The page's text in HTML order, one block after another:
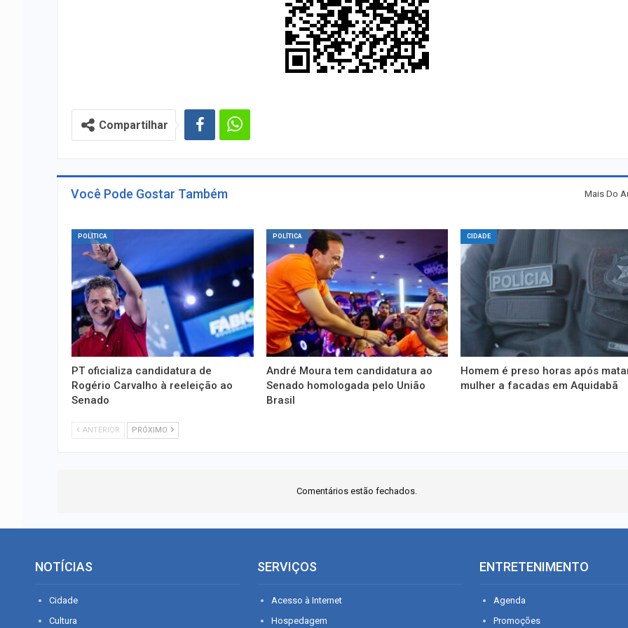
Compartilhar
Você Pode Gostar Também Mais Do
POLÍTICA
PT oficializa candidatura de
Rogério Carvalho à reeleição ao
Senado
POLÍTICA
André Moura tem candidatura ao
Senado homologada pelo União
Brasil
CIDADE
Homem é preso horas após
mulher a facadas em Aquidabã
ANTERIOR PRÓXIMO
Comentários estão fechados.
NOTÍCIAS
Cidade
Cultura
SERVIÇOS
Acesso à Internet
Hospedagem
ENTRETENIMENTO
Agenda
Promoções